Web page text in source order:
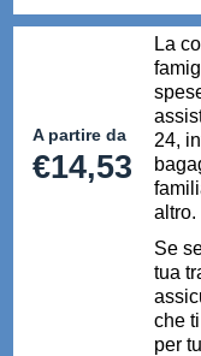
La
24,
altro.
Se
tua
che
per
A partire da
€14,53